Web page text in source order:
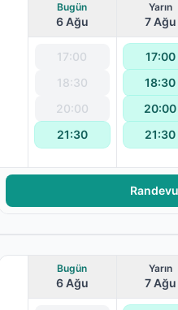
Bugün
6 Ağu
17:00
18:30
20:00
21:30
Yarın
7 Ağu
17:00
18:30
20:00
21:30
Bugün
6 Ağu
Yarın
7 Ağu